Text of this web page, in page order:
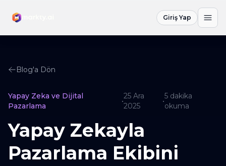
Giriş Yap
Blog'a Dön
Yapay Zeka ve Dijital
Pazarlama
•
25 Ara
2025
•
5 dakika
okuma
Yapay Zekayla
Pazarlama Ekibini